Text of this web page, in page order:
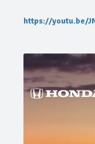
https://youtu.be/